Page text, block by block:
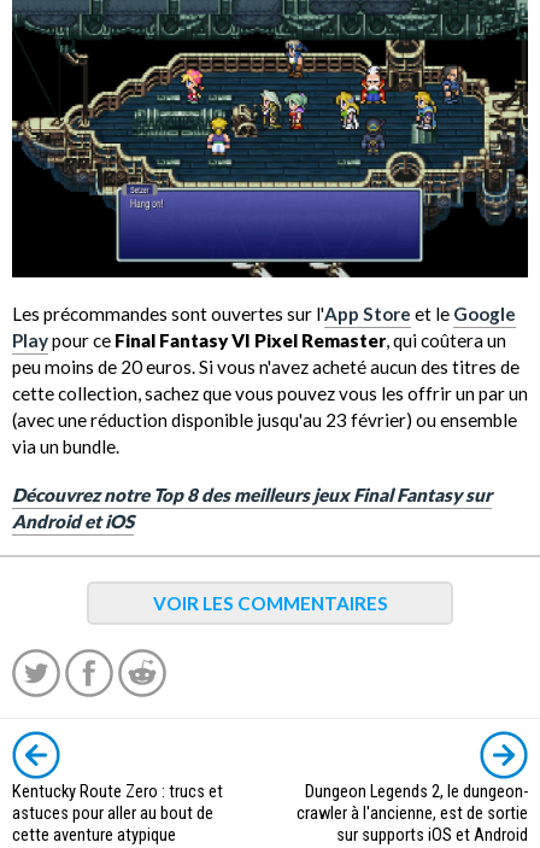
Les précommandes sont ouvertes sur l'App Store et le Google
Playpour ce Final Fantasy VI Pixel Remaster, qui coûtera un
peu moins de 20 euros. Si vous n'avez acheté aucun des titres de
cette collection, sachez que vous pouvez vous les offrir un par un
(avec une réduction disponible jusqu'au 23 février) ou ensemble
via un bundle.
Découvrez notre Top 8 des meilleurs jeux Final Fantasy sur
Android et iOS
VOIR LES COMMENTAIRES
Kentucky Route Zero : trucs et
astuces pour aller au bout de
cette aventure atypique
Dungeon Legends 2, le dungeon-
crawler à l'ancienne, est de sortie
sur supports iOS et Android